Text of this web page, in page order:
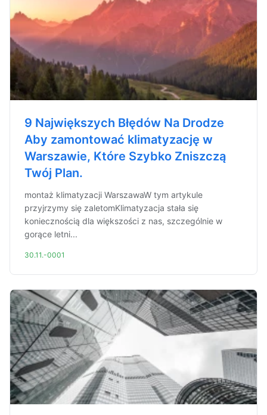
9 Największych Błędów Na Drodze
Aby zamontować klimatyzację w
Warszawie, Które Szybko Zniszczą
Twój Plan.
montaż klimatyzacji WarszawaW tym artykule
przyjrzymy się zaletomKlimatyzacja stała się
koniecznością dla większości z nas, szczególnie w
gorące letni...
30.11.-0001